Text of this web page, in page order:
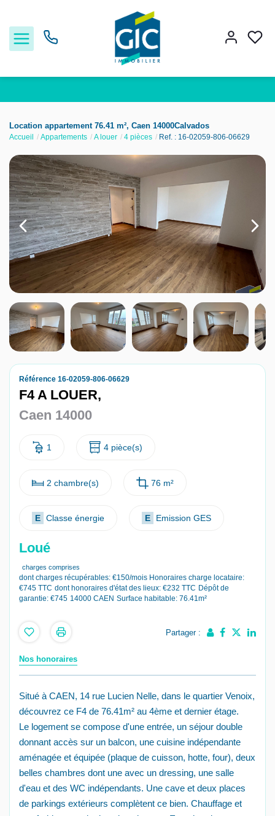
Acheter
Louer
Estimer
Nos services
Nos agences
Nous contacter
Nous rejoindre
Location appartement 76.41 m², Caen 14000Calvados
Accueil Appartements A louer 4 pièces Ref. : 16-02059-806-06629
Référence 16-02059-806-06629
F4 A LOUER,
Caen 14000
1 4 pièce(s)
2 chambre(s) 76 m²
E Classe énergie E Emission GES
Loué
charges comprises
dont charges récupérables: €150/mois Honoraires charge locataire:
€745 TTC dont honoraires d'état des lieux: €232 TTC Dépôt de
garantie: €745 14000 CAEN Surface habitable: 76.41m²
Partager :
Nos honoraires
Situé à CAEN, 14 rue Lucien Nelle, dans le quartier Venoix,
découvrez ce F4 de 76.41m² au 4ème et dernier étage.
Le logement se compose d'une entrée, un séjour double
donnant accès sur un balcon, une cuisine indépendante
aménagée et équipée (plaque de cuisson, hotte, four), deux
belles chambres dont une avec un dressing, une salle
d'eau et des WC indépendants. Une cave et deux places
de parkings extérieurs complètent ce bien. Chauffage et